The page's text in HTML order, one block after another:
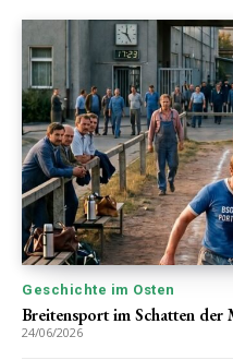
Geschichte im Osten
Breitensport im Schatten
24/06/2026